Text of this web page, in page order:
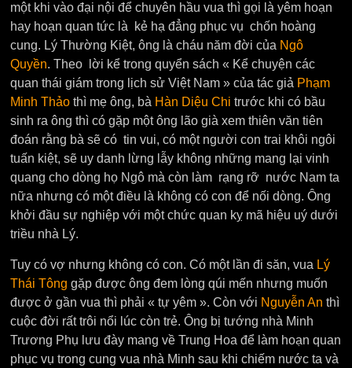
một khi vào đại nội để chuyên hầu vua thì gọi là yêm hoạn
hay hoạn quan tức là kẻ hạ đẳng phục vụ chốn hoàng
cung. Lý Thường Kiệt, ông là cháu năm đời của Ngô
Quyền. Theo lời kể trong quyển sách « Kể chuyện các
quan thái giám trong lịch sử Việt Nam » của tác giả Phạm
Minh Thảo thì mẹ ông, bà Hàn Diệu Chi trước khi có bầu
sinh ra ông thì có gặp một ông lão già xem thiên văn tiên
đoán rằng bà sẽ có tin vui, có một người con trai khôi ngôi
tuấn kiệt, sẽ uy danh lừng lẫy không những mang lại vinh
quang cho dòng họ Ngô mà còn làm rạng rỡ nước Nam ta
nữa nhưng có một điều là không có con để nối dòng. Ông
khởi đầu sự nghiệp với một chức quan kỵ mã hiệu uý dưới
triều nhà Lý.
Tuy có vợ nhưng không có con. Có một lần đi săn, vua Lý
Thái Tông gặp được ông đem lòng qúi mến nhưng muốn
được ở gần vua thì phải « tự yêm ». Còn với Nguyễn An thì
cuộc đời rất trôi nổi lúc còn trẻ. Ông bị tướng nhà Minh
Trương Phụ lưu đày mang về Trung Hoa để làm hoạn quan
phục vụ trong cung vua nhà Minh sau khi chiếm nước ta và